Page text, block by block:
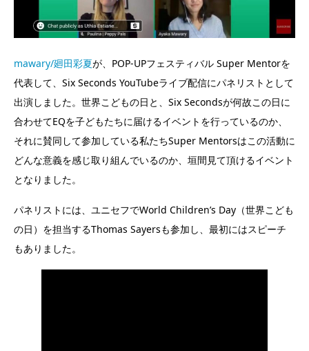
mawary/廻田彩夏が、POP-UPフェスティバル Super Mentorを
代表して、Six Seconds YouTubeライブ配信にパネリストとして
出演しました。世界こどもの日と、Six Secondsが何故この日に
合わせてEQを子どもたちに届けるイベントを行っているのか、
それに賛同して参加している私たちSuper Mentorsはこの活動に
どんな意義を感じ取り組んでいるのか、垣間見て頂けるイベント
となりました。
パネリストには、ユニセフでWorld Children’s Day（世界こども
の日）を担当するThomas Sayersも参加し、最初にはスピーチ
もありました。